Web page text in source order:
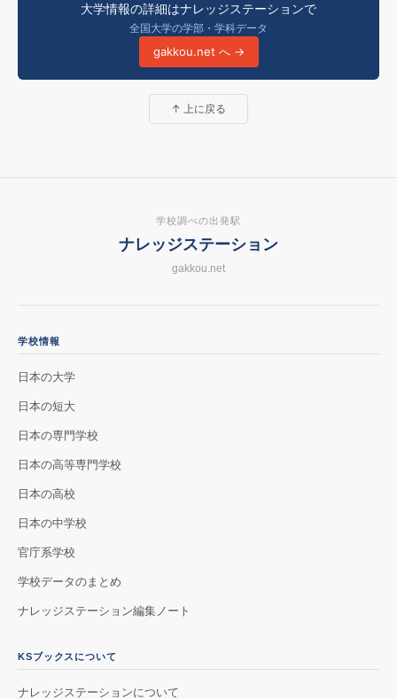
大学情報の詳細はナレッジステーションで
全国大学の学部・学科データ
gakkou.net へ →
↑ 上に戻る
学校調べの出発駅
ナレッジステーション
gakkou.net
学校情報
日本の大学
日本の短大
日本の専門学校
日本の高等専門学校
日本の高校
日本の中学校
官庁系学校
学校データのまとめ
ナレッジステーション編集ノート
KSブックスについて
ナレッジステーションについて